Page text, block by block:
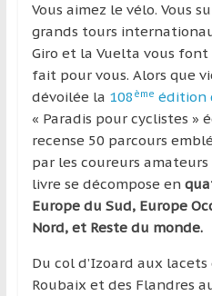
Vous aimez le vélo. Vous
grands tours
Giro et la Vuelta vous font
fait pour vous. Alors que
dévoilée la 108 ème édition
« Paradis pour cyclistes »
recense 50 parcours
par les coureurs
livre se décompose en
Europe du Sud, Europe
Nord, et Reste du monde.
Du col d’Izoard aux lacets
Roubaix et des Flandres